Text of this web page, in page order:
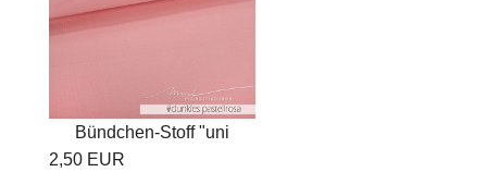
Bündchen-Stoff "uni
#dunkles...
2,50 EUR